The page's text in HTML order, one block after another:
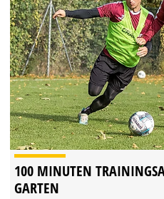
100 MINUTEN
ARTEN